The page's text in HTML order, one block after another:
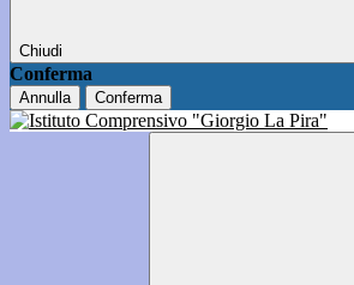
Chiudi
Conferma
Annulla Conferma